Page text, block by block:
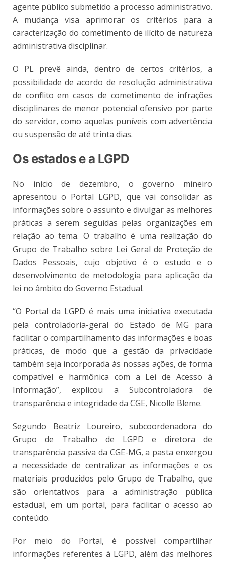
agente público submetido a processo administrativo.
A mudança visa aprimorar os critérios para a
caracterização do cometimento de ilícito de natureza
administrativa disciplinar.
O PL prevê ainda, dentro de certos critérios, a
possibilidade de acordo de resolução administrativa
de conflito em casos de cometimento de infrações
disciplinares de menor potencial ofensivo por parte
do servidor, como aquelas puníveis com advertência
ou suspensão de até trinta dias.
Os estados e a LGPD
No início de dezembro, o governo mineiro
apresentou o Portal LGPD, que vai consolidar as
informações sobre o assunto e divulgar as melhores
práticas a serem seguidas pelas organizações em
relação ao tema. O trabalho é uma realização do
Grupo de Trabalho sobre Lei Geral de Proteção de
Dados Pessoais, cujo objetivo é o estudo e o
desenvolvimento de metodologia para aplicação da
lei no âmbito do Governo Estadual.
“O Portal da LGPD é mais uma iniciativa executada
pela controladoria-geral do Estado de MG para
facilitar o compartilhamento das informações e boas
práticas, de modo que a gestão da privacidade
também seja incorporada às nossas ações, de forma
compatível e harmônica com a Lei de Acesso à
Informação”, explicou a Subcontroladora de
transparência e integridade da CGE, Nicolle Bleme.
Segundo Beatriz Loureiro, subcoordenadora do
Grupo de Trabalho de LGPD e diretora de
transparência passiva da CGE-MG, a pasta enxergou
a necessidade de centralizar as informações e os
materiais produzidos pelo Grupo de Trabalho, que
são orientativos para a administração pública
estadual, em um portal, para facilitar o acesso ao
conteúdo.
Por meio do Portal, é possível compartilhar
informações referentes à LGPD, além das melhores